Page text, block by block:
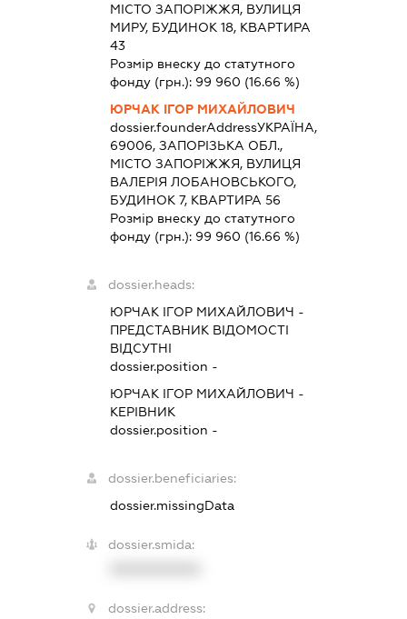
МІСТО ЗАПОРІЖЖЯ, ВУЛИЦЯ
МИРУ, БУДИНОК 18, КВАРТИРА
43
Розмір внеску до статутного
фонду (грн.): 99 960 (16.66 %)
ЮРЧАК ІГОР МИХАЙЛОВИЧ
dossier.founderAddressУКРАЇНА,
69006, ЗАПОРІЗЬКА ОБЛ.,
МІСТО ЗАПОРІЖЖЯ, ВУЛИЦЯ
ВАЛЕРІЯ ЛОБАНОВСЬКОГО,
БУДИНОК 7, КВАРТИРА 56
Розмір внеску до статутного
фонду (грн.): 99 960 (16.66 %)
dossier.heads:
ЮРЧАК ІГОР МИХАЙЛОВИЧ -
ПРЕДСТАВНИК ВІДОМОСТІ
ВІДСУТНІ
dossier.position -
ЮРЧАК ІГОР МИХАЙЛОВИЧ -
КЕРІВНИК
dossier.position -
dossier.beneficiaries:
dossier.missingData
dossier.smida:
dossier.address: